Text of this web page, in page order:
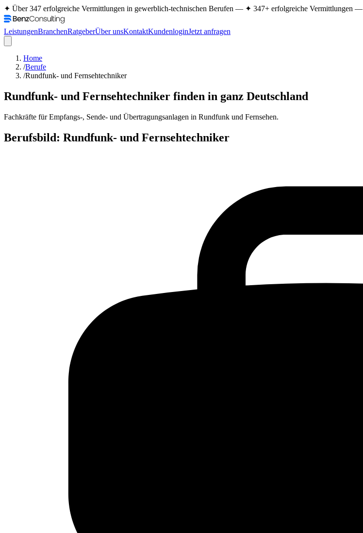
✦ Über 347 erfolgreiche Vermittlungen in gewerblich-technischen Berufen — ✦ 347+ erfolgreiche Vermittlungen —
LeistungenBranchenRatgeberÜber unsKontaktKundenloginJetzt anfragen
Home
/Berufe
/Rundfunk- und Fernsehtechniker
Rundfunk- und Fernsehtechniker finden in ganz Deutschland
Fachkräfte für Empfangs-, Sende- und Übertragungsanlagen in Rundfunk und Fernsehen.
Berufsbild: Rundfunk- und Fernsehtechniker